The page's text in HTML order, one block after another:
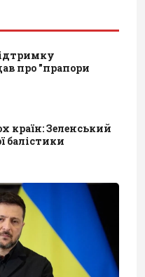
про "прапори
країн: Зеленський
балістики